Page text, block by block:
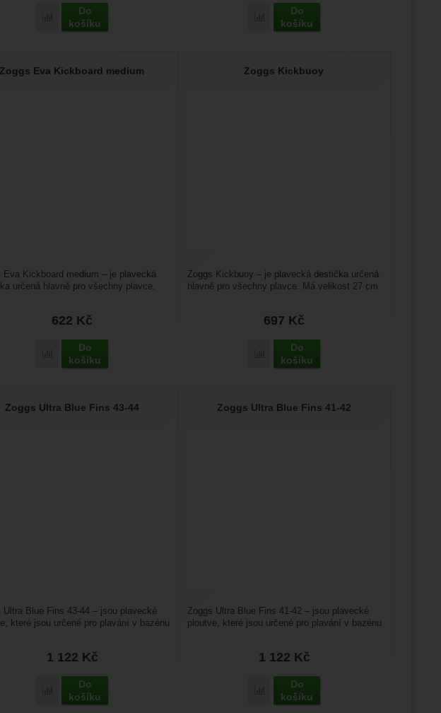
Přidat 'Zoggs Nose Clip' k porovnání
Do
košíku
Přidat 'Zoggs Trainer Seat - 12 - 18' k
Do
košíku
Zoggs Eva Kickboard medium
622 Kč
Přidat 'Zoggs Eva Kickboard medium' k porovnání
Do
košíku
Eva Kickboard medium – je plavecká
určená hlavně pro všechny plavce.
Zoggs Kickbuoy
697 Kč
Přidat 'Zoggs Kickbuoy' k porovnání
Do
košíku
Zoggs Kickbuoy – je plavecká destička určená
hlavně pro všechny plavce. Má velikost 27 cm
Zoggs Ultra Blue Fins 43-44
1 122 Kč
Přidat 'Zoggs Ultra Blue Fins 43-44' k porovnání
Do
košíku
Ultra Blue Fins 43-44 – jsou plavecké
které jsou určené pro plavání v bazénu
Zoggs Ultra Blue Fins 41-42
1 122 Kč
Přidat 'Zoggs Ultra Blue Fins 41-42' k
Do
košíku
Zoggs Ultra Blue Fins 41-42 – jsou plavecké
ploutve, které jsou určené pro plavání v bazénu